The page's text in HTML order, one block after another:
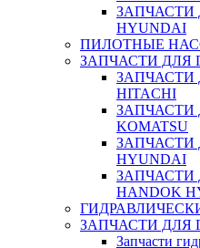
ЗАПЧАСТИ
HYUNDAI
ПИЛОТНЫЕ
ЗАПЧАСТИ ДЛЯ
ЗАПЧАСТИ
HITACHI
ЗАПЧАСТИ
KOMATSU
ЗАПЧАСТИ
HYUNDAI
ЗАПЧАСТИ
HANDOK
ЗАПЧАСТИ ДЛЯ
Запчасти